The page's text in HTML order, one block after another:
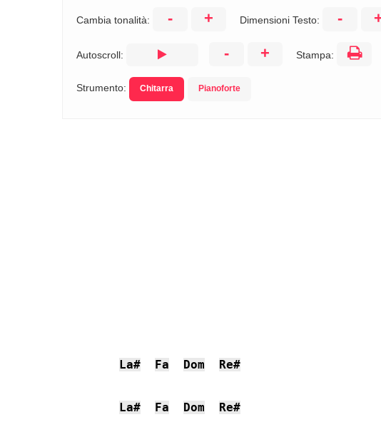
Cambia tonalità: - + Dimensioni Testo: -
Autoscroll: - + Stampa:
Strumento: Chitarra Pianoforte
La# Fa Dom Re#
La# Fa Dom Re#